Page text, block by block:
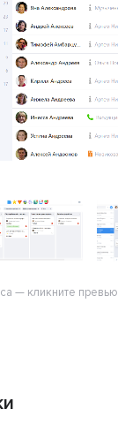
— кликните превью